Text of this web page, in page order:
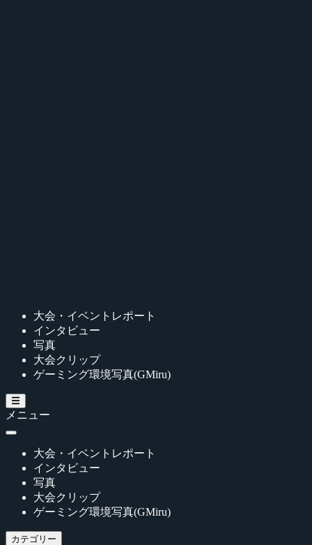
大会・イベントレポート
インタビュー
写真
大会クリップ
ゲーミング環境写真(GMiru)
メニュー
大会・イベントレポート
インタビュー
写真
大会クリップ
ゲーミング環境写真(GMiru)
カテゴリー